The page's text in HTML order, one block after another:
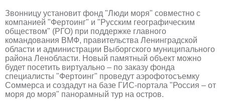
Звонницу установит фонд "Люди моря" совместно с
компанией "Фертоинг" и "Русским географическим
обществом" (РГО) при поддержке главного
командования ВМФ, правительства Ленинградской
области и администрации Выборгского муниципального
района Ленобласти. Новый памятный объект можно
будет посетить виртуально – по заказу фонда
специалисты "Фертоинг" проведут аэрофотосъемку
Соммерса и создадут на базе ГИС-портала "Россия – от
моря до моря" панорамный тур на остров.